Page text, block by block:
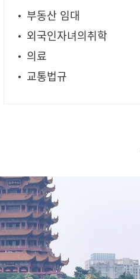
부동산 임대
외국인자녀의취학
의료
교통법규